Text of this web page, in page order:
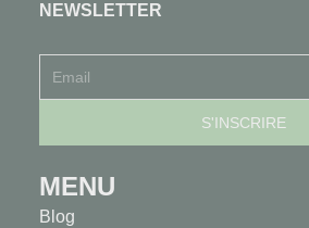
NEWSLETTER
MENU
Blog